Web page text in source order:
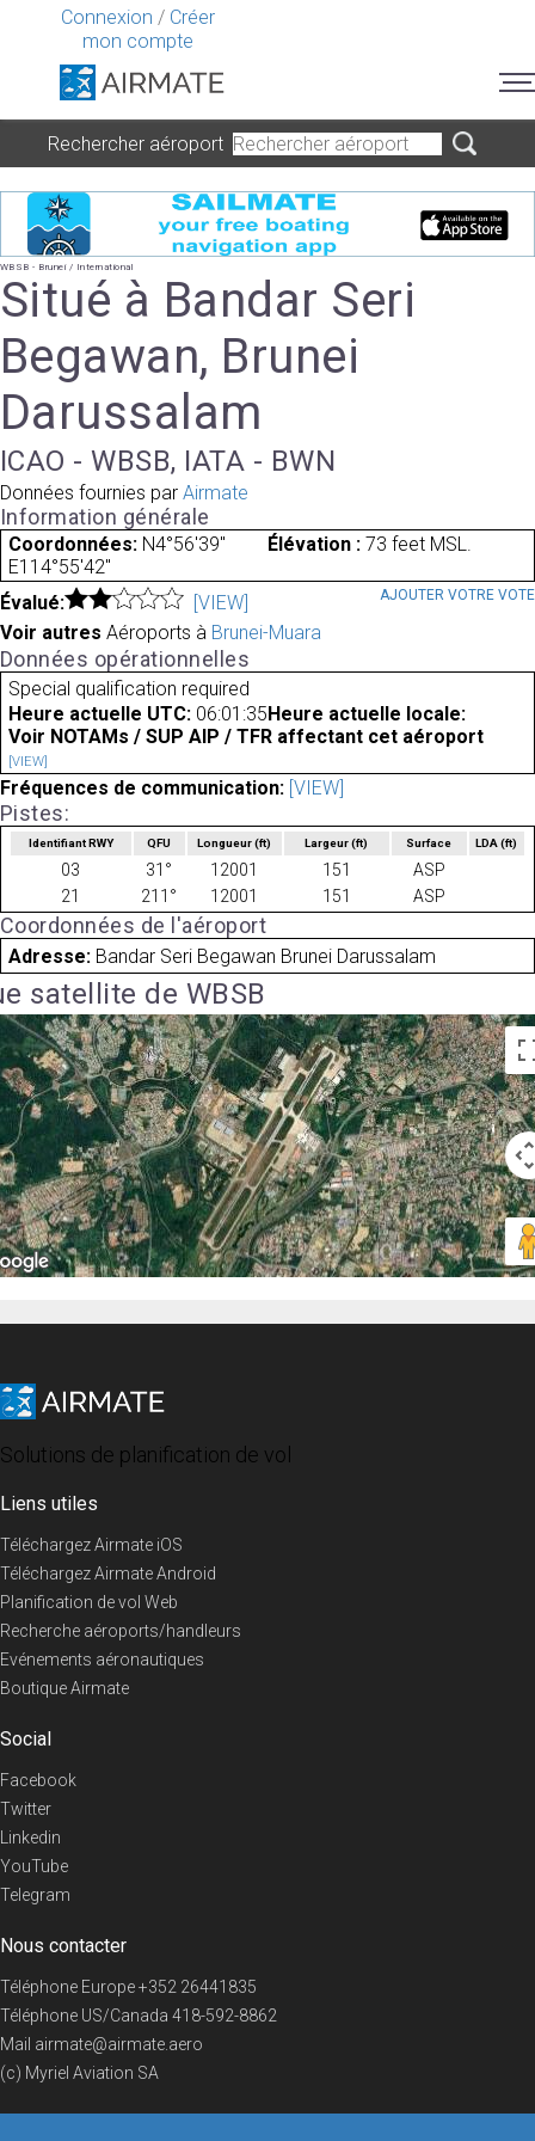
Connexion / Créer
mon compte
Rechercher aéroport
WBSB - Brunei / International
Situé à Bandar Seri
Begawan, Brunei
Darussalam
ICAO - WBSB, IATA - BWN
Données fournies par Airmate
Information générale
Coordonnées: N4°56'39"
E114°55'42"
Élévation : 73 feet MSL.
Évalué: [VIEW] AJOUTER VOTRE VOTE
Voir autres Aéroports à Brunei-Muara
Données opérationnelles
Special qualification required
Heure actuelle UTC: 06:01:35 Heure actuelle locale:
Voir NOTAMs / SUP AIP / TFR affectant cet aéroport
[VIEW]
Fréquences de communication: [VIEW]
Pistes:
Identifiant RWY QFU Longueur(ft) Largeur(ft) Surface LDA(ft)
03 31° 12001 151
ASP
21
211° 12001 151 ASP
Coordonnées de l'aéroport
Adresse: Bandar Seri Begawan Brunei Darussalam
satellite de WBSB
Solutions de planification de vol
Liens utiles
Téléchargez Airmate iOS
Téléchargez Airmate Android
Planification de vol Web
Recherche aéroports/handleurs
Evénements aéronautiques
Boutique Airmate
Social
Facebook
Twitter
Linkedin
YouTube
Telegram
Nous contacter
Téléphone Europe+352 26441835
Téléphone US/Canada 418-592-8862
Mail airmate@airmate.aero
(c) Myriel Aviation SA